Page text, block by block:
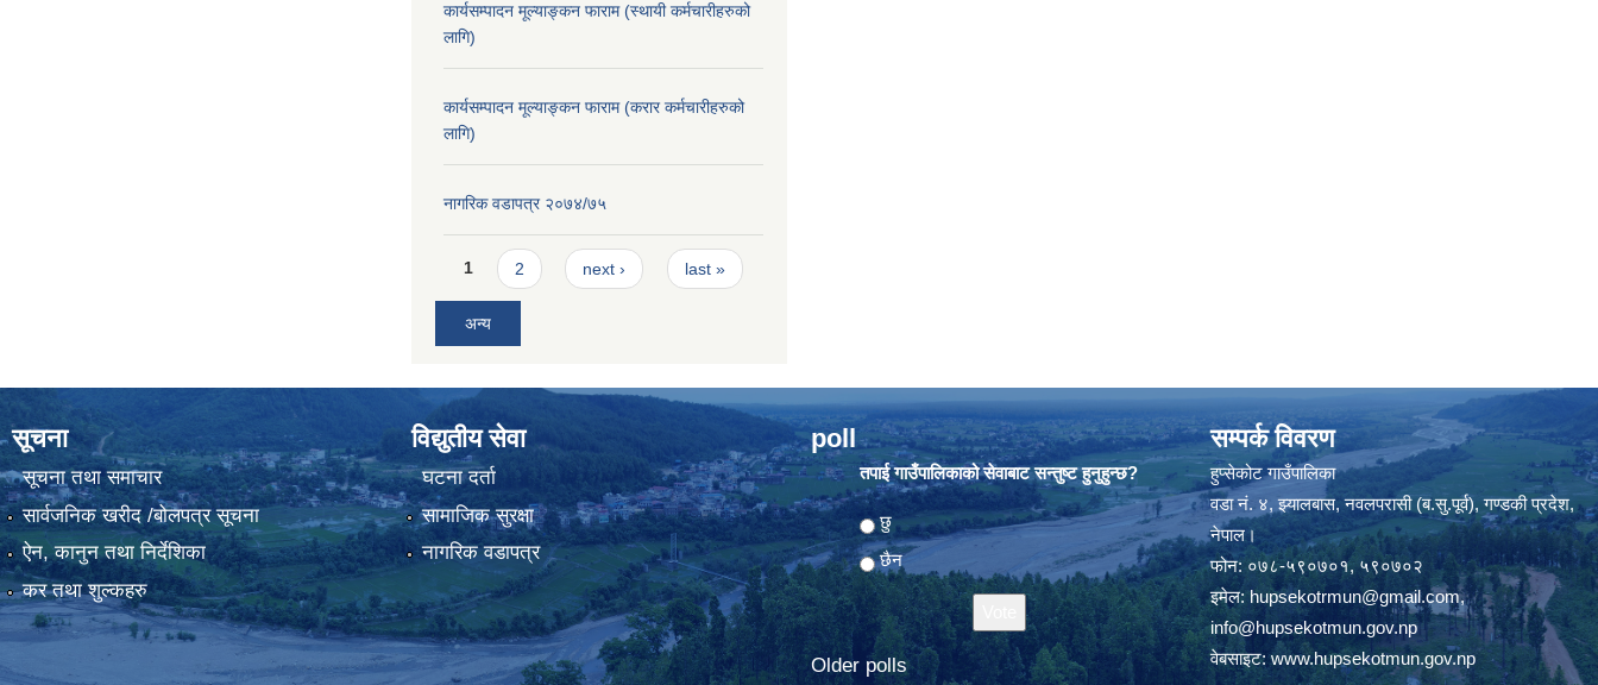
कार्यसम्पादन मूल्याङ्कन फाराम (स्थायी कर्मचारीहरुको
लागि)
कार्यसम्पादन मूल्याङ्कन फाराम (करार कर्मचारीहरुको
लागि)
नागरिक वडापत्र २०७४/७५
Pages
1 2 next › last »
अन्य
सूचना
सूचना तथा समाचार
सार्वजनिक खरीद /बोलपत्र सूचना
ऐन, कानुन तथा निर्देशिका
कर तथा शुल्कहरु
विद्युतीय सेवा
घटना दर्ता
सामाजिक सुरक्षा
नागरिक वडापत्र
poll
तपाई गाउँपालिकाको सेवाबाट सन्तुष्ट हुनुहुन्छ?
Choices
छु
छैन
Older polls
सम्पर्क विवरण
हुप्सेकोट गाउँपालिका
वडा नं. ४, झ्यालबास, नवलपरासी (ब.सु.पूर्व), गण्डकी प्रदेश,
नेपाल।
फोन: ०७८-५९०७०१, ५९०७०२
इमेल: hupsekotrmun@gmail.com,
info@hupsekotmun.gov.np
वेबसाइट:www.hupsekotmun.gov.np